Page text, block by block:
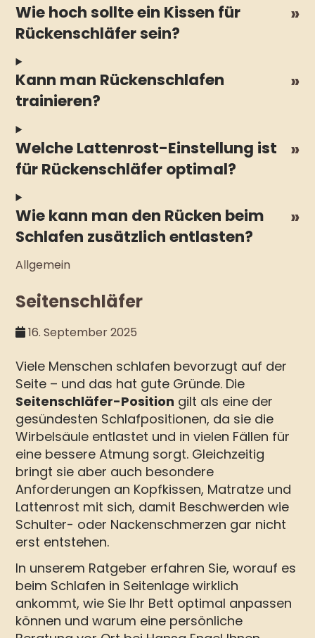
Wie hoch sollte ein Kissen für
Rückenschläfer sein?
Kann man Rückenschlafen
trainieren?
Welche Lattenrost-Einstellung ist
für Rückenschläfer optimal?
Wie kann man den Rücken beim
Schlafen zusätzlich entlasten?
Allgemein
Seitenschläfer
16. September 2025
Viele Menschen schlafen bevorzugt auf der
Seite – und das hat gute Gründe. Die
Seitenschläfer-Position gilt als eine der
gesündesten Schlafpositionen, da sie die
Wirbelsäule entlastet und in vielen Fällen für
eine bessere Atmung sorgt. Gleichzeitig
bringt sie aber auch besondere
Anforderungen an Kopfkissen, Matratze und
Lattenrost mit sich, damit Beschwerden wie
Schulter- oder Nackenschmerzen gar nicht
erst entstehen.
In unserem Ratgeber erfahren Sie, worauf es
beim Schlafen in Seitenlage wirklich
ankommt, wie Sie Ihr Bett optimal anpassen
können und warum eine persönliche